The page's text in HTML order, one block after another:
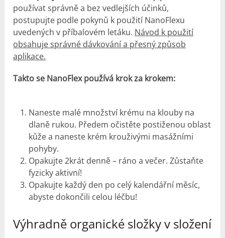
používat správně a bez vedlejších účinků,
postupujte podle pokynů k použití NanoFlexu
uvedených v příbalovém letáku. Návod k použití
obsahuje správné dávkování a přesný způsob
aplikace.
Takto se NanoFlex používá krok za krokem:
Naneste malé množství krému na klouby na
dlaně rukou. Předem očistěte postiženou oblast
kůže a naneste krém krouživými masážními
pohyby.
Opakujte 2krát denně – ráno a večer. Zůstaňte
fyzicky aktivní!
Opakujte každý den po celý kalendářní měsíc,
abyste dokončili celou léčbu!
Výhradně organické složky v složení